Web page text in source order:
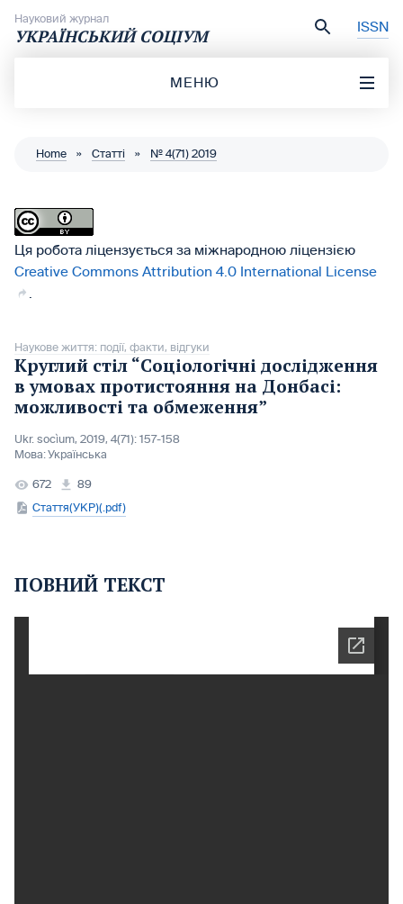
Науковий журнал
УКРАЇНСЬКИЙ СОЦІУМ ISSN
МЕНЮ
Home » Статті » № 4(71) 2019
Ця робота ліцензується за міжнародною ліцензією
Creative Commons Attribution 4.0 International License
Наукове життя: події, факти, відгуки
Круглий стіл “Соціологічні дослідження
в умовах протистояння на Донбасі:
можливості та обмеження”
Ukr. socìum, 2019, 4(71): 157-158
Мова:Українська
672
89
Стаття(УКР)(.pdf)
ПОВНИЙ ТЕКСТ